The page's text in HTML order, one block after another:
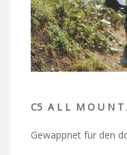
C5 A L L M O U N T
Gewappnet für den